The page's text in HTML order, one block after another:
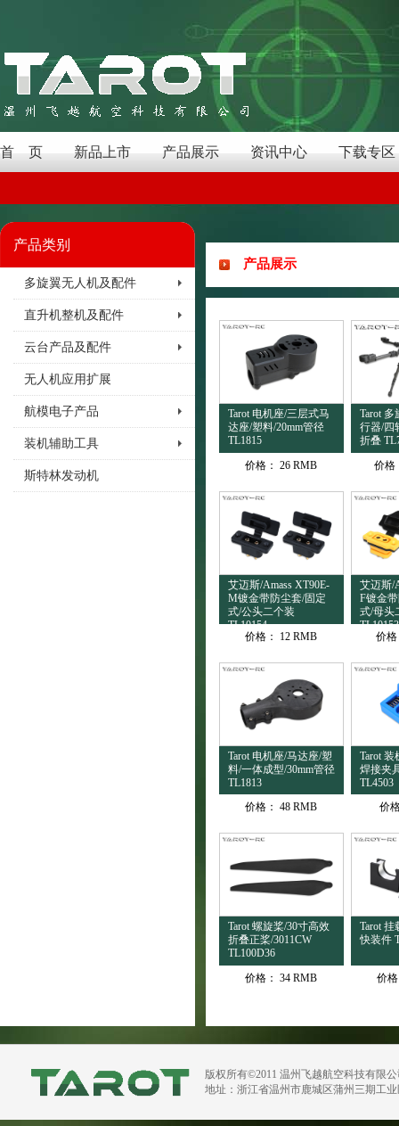
首 页 新品上市 产品展示 资讯中心 下载专区
产品类别
多旋翼无人机及配件
直升机整机及配件
云台产品及配件
无人机应用扩展
航模电子产品
装机辅助工具
斯特林发动机
产品展示
Tarot 电机座/三层式马
达座/塑料/20mm管径
TL1815
价格： 26 RMB
Tarot
行器/四
折叠
价格
艾迈斯/Amass XT90E-
M镀金带防尘套/固定
式/公头二个装
TL10154
价格：
12 RMB
艾迈斯/
F镀金
式/母头
TL10153
价
Tarot 电机座/马达座/塑
料/一体成型/30mm管径
TL1813
价格： 48 RMB
Tarot
焊接夹
TL4503
价
Tarot 螺旋桨/30寸高效
折叠正桨/3011CW
TL100D36
价格： 34 RMB
Tarot 挂
快装件
价
版权所有©2011 温州飞越航空科技有限
地址：浙江省温州市鹿城区蒲州三期工业